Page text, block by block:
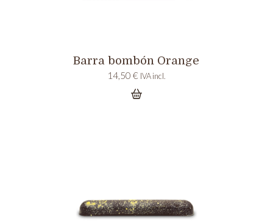
Barra bombón Orange
14,50 € IVA incl.